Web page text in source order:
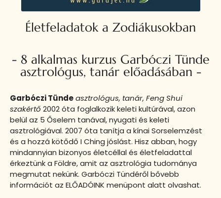
Életfeladatok a Zodiákusokban
- 8 alkalmas kurzus Garbóczi Tünde
asztrológus, tanár előadásában -
Garbóczi Tündeasztrológus, tanár, Feng Shui
szakértő 2002 óta foglalkozik keleti kultúrával, azon
belül az 5 Őselem tanával, nyugati és keleti
asztrológiával. 2007 óta tanítja a kínai Sorselemzést
és a hozzá kötődő I Ching jóslást. Hisz abban, hogy
mindannyian bizonyos életcéllal és életfeladattal
érkeztünk a Földre, amit az asztrológia tudománya
megmutat nekünk. Garbóczi Tündéről bővebb
információt az ELŐADÓINK menüpont alatt olvashat.